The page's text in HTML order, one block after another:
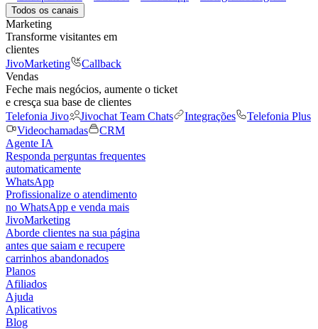
Todos os canais
Marketing
Transforme visitantes em
clientes
JivoMarketing
Callback
Vendas
Feche mais negócios, aumente o ticket
e cresça sua base de clientes
Telefonia Jivo
Jivochat Team Chats Integrações
Telefonia Plus
Videochamadas
CRM
Agente IA
Responda perguntas frequentes
automaticamente
WhatsApp
Profissionalize o atendimento
no WhatsApp e venda mais
JivoMarketing
Aborde clientes na sua página
antes que saiam e recupere
carrinhos abandonados
Planos
Afiliados
Ajuda
Aplicativos
Blog